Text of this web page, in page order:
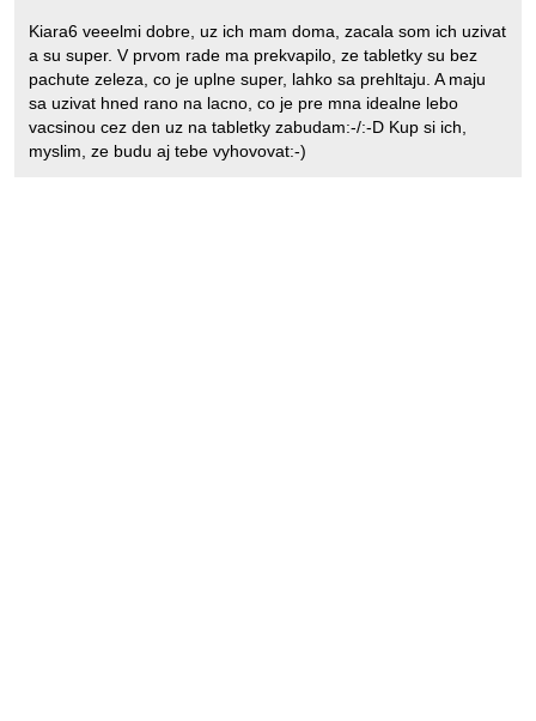
Kiara6 veeelmi dobre, uz ich mam doma, zacala som ich uzivat
a su super. V prvom rade ma prekvapilo, ze tabletky su bez
pachute zeleza, co je uplne super, lahko sa prehltaju. A maju
sa uzivat hned rano na lacno, co je pre mna idealne lebo
vacsinou cez den uz na tabletky zabudam:-/:-D Kup si ich,
myslim, ze budu aj tebe vyhovovat:-)